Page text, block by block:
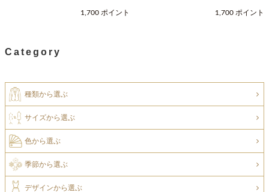
1,700 ポイント 1,700 ポイント
Category
種類から選ぶ
サイズから選ぶ
色から選ぶ
季節から選ぶ
デザインから選ぶ